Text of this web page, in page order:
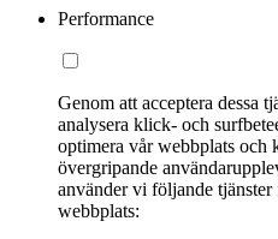
Performance
Genom att acceptera dessa
analysera klick- och
optimera vår webbplats och
övergripande
använder vi följande tjänster
webbplats: